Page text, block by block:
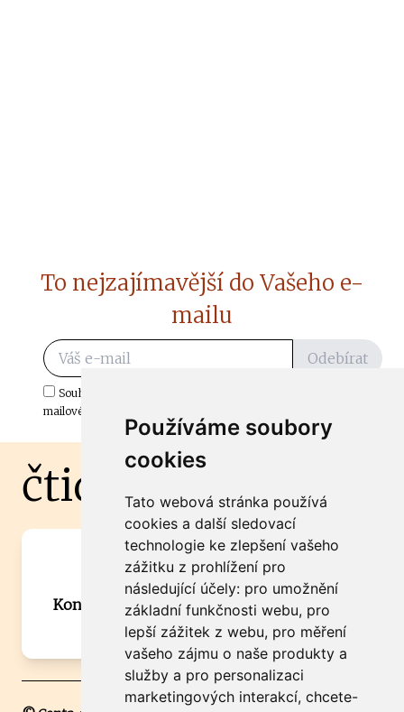
Používáme soubory
cookies
Tato webová stránka používá
cookies a další sledovací
technologie ke zlepšení vašeho
zážitku z prohlížení pro
následující účely: pro umožnění
základní funkčnosti webu, pro
lepší zážitek z webu, pro měření
vašeho zájmu o naše produkty a
služby a pro personalizaci
marketingových interakcí, chcete-
To nejzajímavější do Vašeho e-
mailu
Odebírat
Souhlasím s odběrem důležitých zpráv ze ČtiDoma.cz do mé e-
mailové schránky.
čtidoma.cz
Máte zajímavou informaci? Chcete
spolupracovat?
Kontaktujte šéfredaktora Martina Chalupu:
chalupa@ctidoma.cz